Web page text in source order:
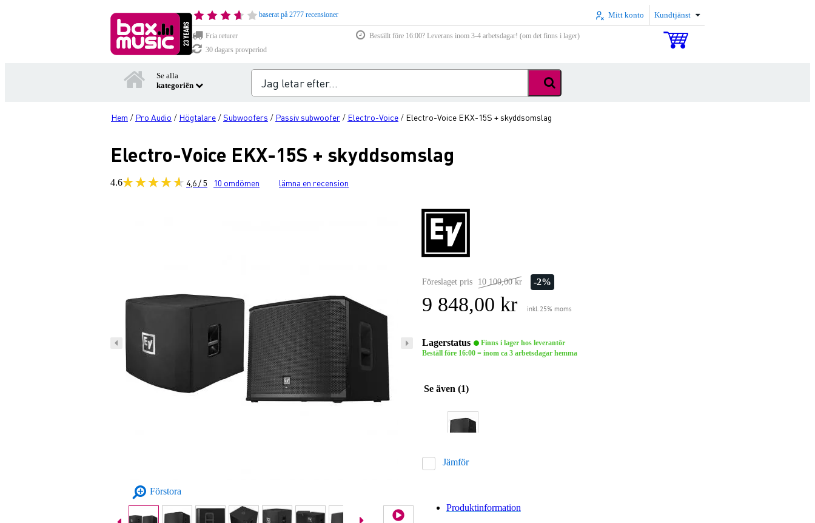
baserat på 2777 recensioner Mitt konto Kundtjänst
Fria returer
Beställt före 16:00? Leverans inom 3-4 arbetsdagar! (om det finns i lager)
30 dagars provperiod
Se alla
kategoriën
Hem / Pro Audio / Högtalare /Subwoofers / Passiv subwoofer / Electro-Voice / Electro-Voice EKX-15S + skyddsomslag
Electro-Voice EKX-15S + skyddsomslag
4.6 4,6 / 5 10 omdömen lämna en recension
Förstora
Föreslaget pris 10 100,00 kr -2%
9 848,00 kr inkl. 25% moms
Lagerstatus
Finns i lager hos leverantör
Beställ före 16:00 = inom ca 3 arbetsdagar hemma
Se även (1)
Jämför
Produktinformation